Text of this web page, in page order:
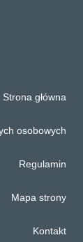
Strona główna
osobowych
Regulamin
Mapa strony
Kontakt